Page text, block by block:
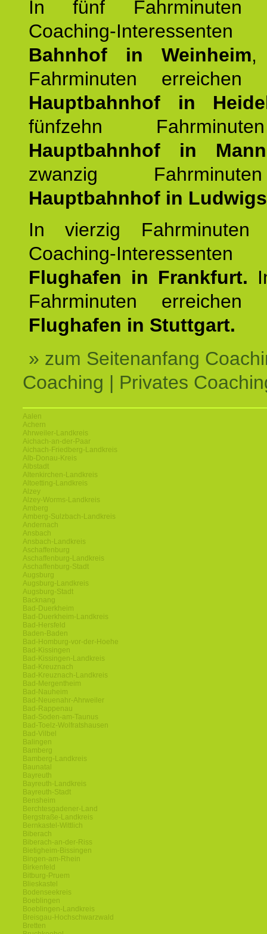
In fünf Fahrminuten
Coaching-
Bahnhof in Weinheim,
Fahrminuten
Hauptbahnhof in
fünfzehn
Hauptbahnhof in
zwanzig
Hauptbahnhof in
In vierzig Fahrminuten
Coaching-
Flughafen in Frankfurt.
Fahrminuten
Flughafen in Stuttgart.
» zum Seitenanfang
Coaching | Privates
Aalen
Achern
Ahrweiler-Landkreis
Aichach-an-der-Paar
Aichach-Friedberg-Landkreis
Alb-Donau-Kreis
Albstadt
Altenkirchen-Landkreis
Altoetting-Landkreis
Alzey
Alzey-Worms-Landkreis
Amberg
Amberg-Sulzbach-Landkreis
Andernach
Ansbach
Ansbach-Landkreis
Aschaffenburg
Aschaffenburg-Landkreis
Aschaffenburg-Stadt
Augsburg
Augsburg-Landkreis
Augsburg-Stadt
Backnang
Bad-Duerkheim
Bad-Duerkheim-Landkreis
Bad-Hersfeld
Baden-Baden
Bad-Homburg-vor-der-Hoehe
Bad-Kissingen
Bad-Kissingen-Landkreis
Bad-Kreuznach
Bad-Kreuznach-Landkreis
Bad-Mergentheim
Bad-Nauheim
Bad-Neuenahr-Ahrweiler
Bad-Rappenau
Bad-Soden-am-Taunus
Bad-Toelz-Wolfratshausen
Bad-Vilbel
Balingen
Bamberg
Bamberg-Landkreis
Baunatal
Bayreuth
Bayreuth-Landkreis
Bayreuth-Stadt
Bensheim
Berchtesgadener-Land
Bergstraße-Landkreis
Bernkastel-Wittlich
Biberach
Biberach-an-der-Riss
Bietigheim-Bissingen
Bingen-am-Rhein
Birkenfeld
Bitburg-Pruem
Blieskastel
Bodenseekreis
Boeblingen
Boeblingen-Landkreis
Breisgau-Hochschwarzwald
Bretten